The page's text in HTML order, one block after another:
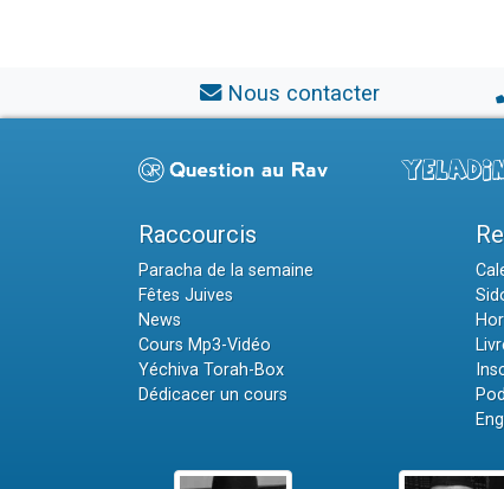
Nous contacter
Raccourcis
Paracha de la semaine
Fêtes Juives
News
Cours Mp3-Vidéo
Yéchiva Torah-Box
Dédicacer un cours